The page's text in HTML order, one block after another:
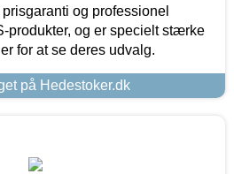
og professionel
produkter, og er specielt stærke
for at se deres udvalg.
på Hedestoker.dk